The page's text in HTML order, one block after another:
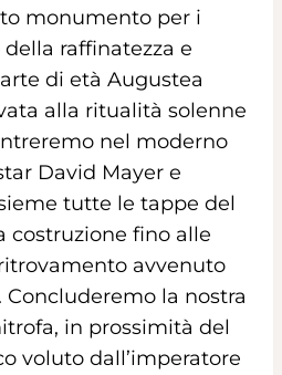
monumento per i
raffinatezza e
di età Augustea
alla ritualità solenne
nel moderno
David Mayer e
tutte le tappe del
costruzione fino alle
avvenuto
Concluderemo la nostra
in prossimità del
voluto dall’imperatore